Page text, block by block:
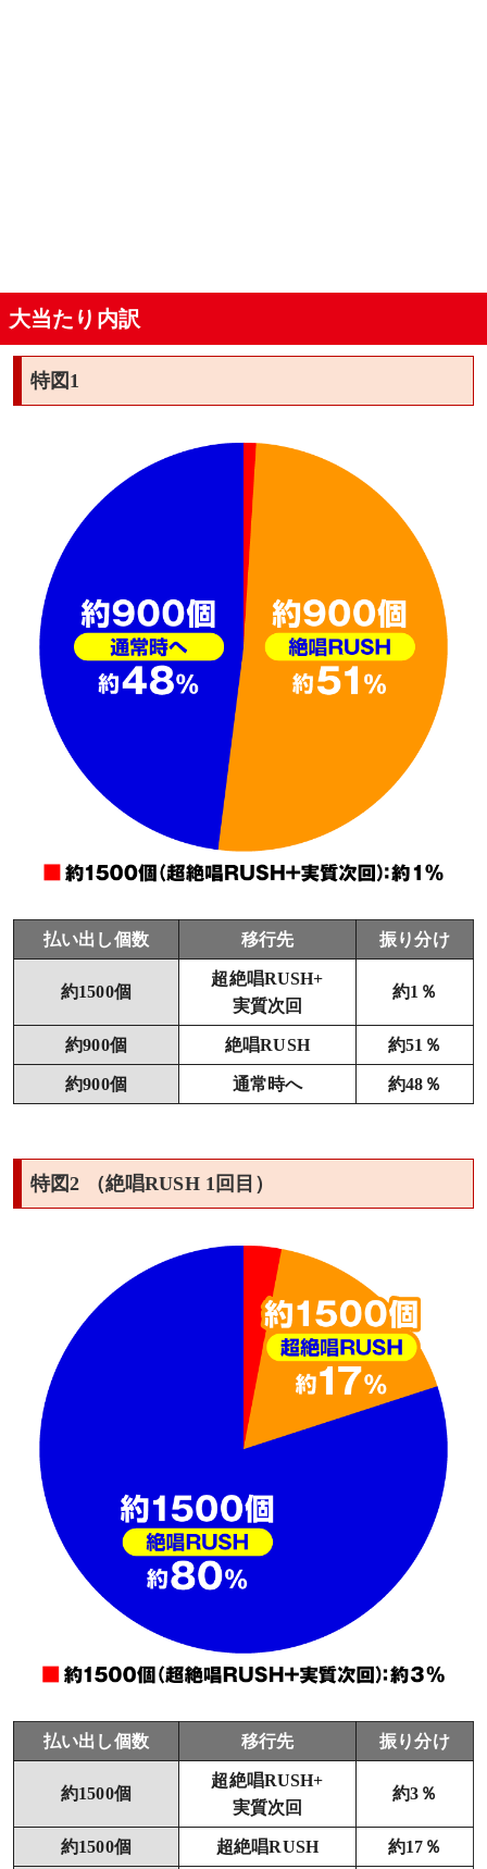
大当たり内訳
特図1
払い出し個数 移行先 振り分け
約1500個
超絶唱RUSH+
実質次回
約1％
約900個 絶唱RUSH 約51％
約900個 通常時へ 約48％
特図2 （絶唱RUSH 1回目）
払い出し個数 移行先 振り分け
約1500個
超絶唱RUSH+
実質次回
約3％
約1500個 超絶唱RUSH 約17％